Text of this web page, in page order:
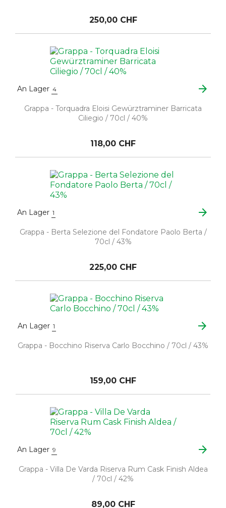
250,00 CHF
An Lager 4 arrow_forward
Grappa - Torquadra Eloisi Gewürztraminer Barricata
Ciliegio / 70cl / 40%
118,00 CHF
An Lager 1 arrow_forward
Grappa - Berta Selezione del Fondatore Paolo Berta /
70cl / 43%
225,00 CHF
An Lager 1 arrow_forward
Grappa - Bocchino Riserva Carlo Bocchino / 70cl / 43%
159,00 CHF
An Lager 9 arrow_forward
Grappa - Villa De Varda Riserva Rum Cask Finish Aldea
/ 70cl / 42%
89,00 CHF